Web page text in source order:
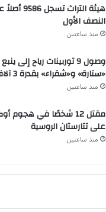
هيئة
النصف الأول
منذ ساعتين
وصول 9 توربينات رياح
«ستارة» و«شقراء» بقدرة 3 آلاف ميجاواط
منذ ساعتين
مقتل 12 شخصًا في هجوم
على تتارستان الروسية
منذ ساعتين